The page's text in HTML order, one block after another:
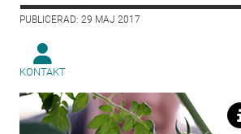
PUBLICERAD: 29 MAJ 2017
KONTAKT